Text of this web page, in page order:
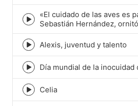
play
icon
Episode
play
icon
«El cuidado de las aves es
Sebastián Hernández,
Episode
play
icon
Alexis, juventud y talento
Episode
play
icon
Día mundial de la inocuidad
Episode
play
Celia